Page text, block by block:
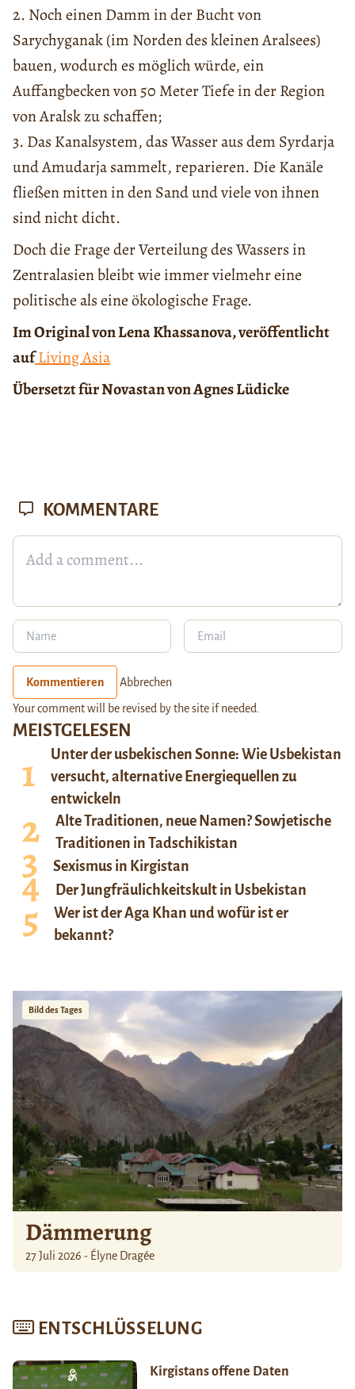
2. Noch einen Damm in der Bucht von
Sarychyganak (im Norden des kleinen Aralsees)
bauen, wodurch es möglich würde, ein
Auffangbecken von 50 Meter Tiefe in der Region
von Aralsk zu schaffen;
3. Das Kanalsystem, das Wasser aus dem Syrdarja
und Amudarja sammelt, reparieren. Die Kanäle
fließen mitten in den Sand und viele von ihnen
sind nicht dicht.
Doch die Frage der Verteilung des Wassers in
Zentralasien bleibt wie immer vielmehr eine
politische als eine ökologische Frage.
Im Original von Lena Khassanova, veröffentlicht
aufLiving Asia
Übersetzt für Novastan von Agnes Lüdicke
MEISTGELESEN
Unter der usbekischen Sonne: Wie Usbekistan
versucht, alternative Energiequellen zu
entwickeln
Alte Traditionen, neue Namen? Sowjetische
Traditionen in Tadschikistan
Sexismus in Kirgistan
Der Jungfräulichkeitskult in Usbekistan
Wer ist der Aga Khan und wofür ist er
bekannt?
Bild des Tages
Dämmerung
27 Juli 2026 - Élyne Dragée
ENTSCHLÜSSELUNG
Kirgistans offene Daten
KOMMENTARE
Kommentieren Abbrechen
Your comment will be revised by the site if needed.